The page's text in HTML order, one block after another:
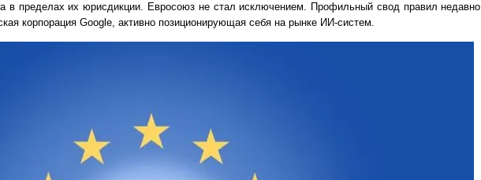
в пределах их юрисдикции. Евросоюз не стал исключением. Профильный свод правил недавно
корпорация Google, активно позиционирующая себя на рынке ИИ-систем.